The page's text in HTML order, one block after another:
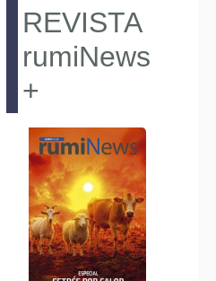
REVISTA
rumiNews
+